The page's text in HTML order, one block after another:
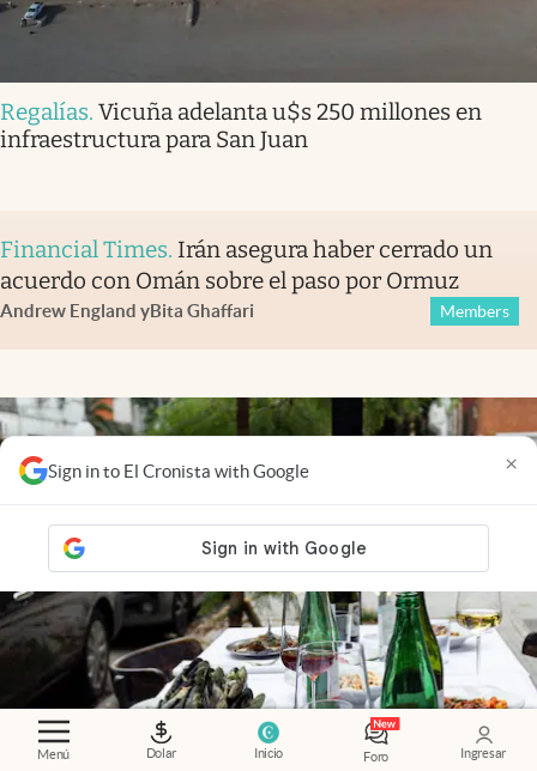
Menú Dolar Inicio Foro Ingresar
Sign in to El Cronista with Google ×
Regalías. Vicuña adelanta u$s 250 millones en
infraestructura para San Juan
Financial Times. Irán asegura haber cerrado un
acuerdo con Omán sobre el paso por Ormuz
Andrew England yBita Ghaffari Members